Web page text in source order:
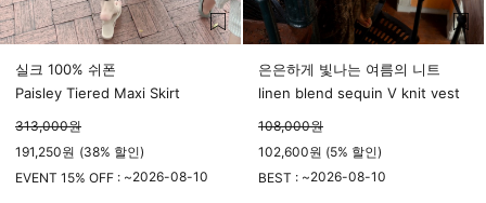
실크 100% 쉬폰
Paisley Tiered Maxi Skirt
313,000원
191,250원 (38% 할인)
EVENT 15% OFF : ~2026-08-10
은은하게 빛나는 여름의 니트
linen blend sequin V knit vest
108,000원
102,600원 (5% 할인)
BEST : ~2026-08-10